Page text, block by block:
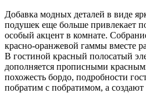
Добавка модных деталей в виде
подушек еще больше привлекает
особый акцент в комнате.
красно-оранжевой гаммы вместе
В гостиной красный полосатый
дополняется прописными
похожесть бордо, подробности
побратим с побратимом, а